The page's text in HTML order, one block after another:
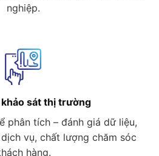
nghiệp.
sát thị trường
phân tích – đánh giá dữ liệu,
vụ, chất lượng chăm sóc
hàng.